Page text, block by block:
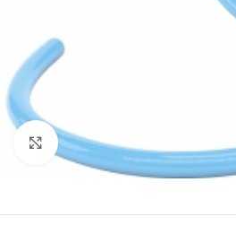
Click to enlarge